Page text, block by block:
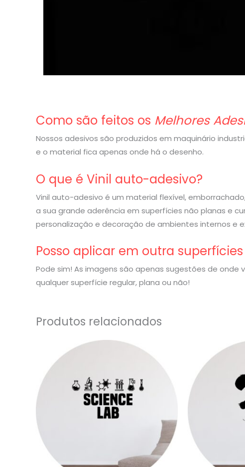
Como são feitos os Melhores
Nossos adesivos são produzidos em maquinário
e o material fica apenas onde há o desenho.
O que é Vinil auto-adesivo?
Vinil auto-adesivo é um material flexível,
a sua grande aderência em superfícies não planas e
personalização e decoração de ambientes internos e
Posso aplicar em outra
Pode sim! As imagens são apenas sugestões de
qualquer superfície regular, plana ou não!
Produtos relacionados